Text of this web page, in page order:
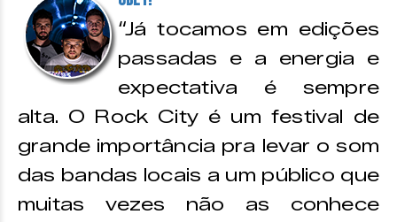
“Já tocamos em edições
passadas e a energia e
expectativa é sempre
alta. O Rock City é um festival de
grande importância pra levar o som
das bandas locais a um público que
muitas vezes não as conhece